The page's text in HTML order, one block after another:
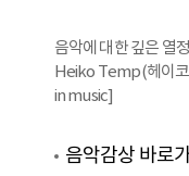
음악에 대한 깊은 열
Heiko Temp(헤이
in music]
음악감상 바로